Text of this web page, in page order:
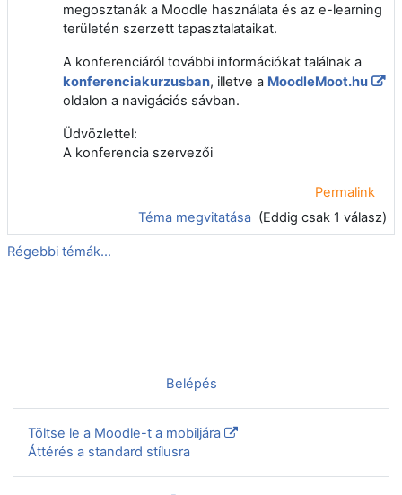
megosztanák a Moodle használata és az e-learning
területén szerzett tapasztalataikat.
A konferenciáról további információkat találnak a
konferenciakurzusban, illetve a MoodleMoot.hu
oldalon a navigációs sávban.
Üdvözlettel:
A konferencia szervezői
Permalink
Téma megvitatása (Eddig csak 1 válasz)
Régebbi témák...
Belépés
Töltse le a Moodle-t a mobiljára
Áttérés a standard stílusra